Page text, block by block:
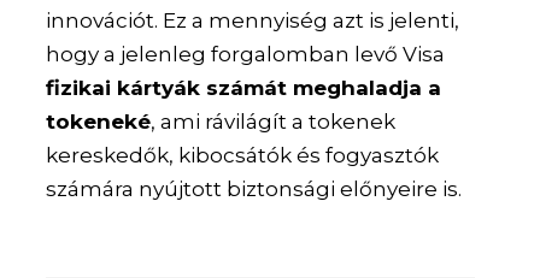
innovációt. Ez a mennyiség azt is jelenti,
hogy a jelenleg forgalomban levő Visa
fizikai kártyák számát meghaladja a
tokeneké, ami rávilágít a tokenek
kereskedők, kibocsátók és fogyasztók
számára nyújtott biztonsági előnyeire is.